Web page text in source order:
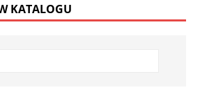
KATALOGU